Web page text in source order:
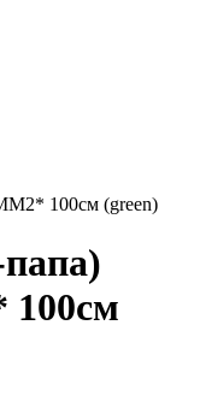
100см (green)
100см